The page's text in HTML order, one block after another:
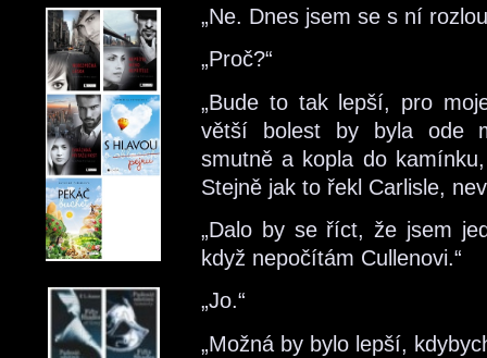
„Ne. Dnes jsem se s ní
„Proč?“
„Bude to tak lepší, pro
větší bolest by byla ode
smutně a kopla do
Stejně jak to řekl Carlisle,
„Dalo by se říct, že jsem
když nepočítám Cullenovi.“
„Jo.“
„Možná by bylo lepší,